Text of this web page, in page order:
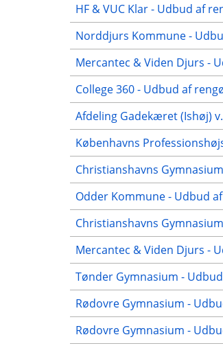
HF & VUC Klar - Udbud af
Norddjurs Kommune -
Mercantec & Viden Djurs -
College 360 - Udbud af
Afdeling Gadekæret (Ishøj)
Københavns
Christianshavns
Odder Kommune - Udbud
Christianshavns
Mercantec & Viden Djurs -
Tønder Gymnasium -
Rødovre Gymnasium -
Rødovre Gymnasium -